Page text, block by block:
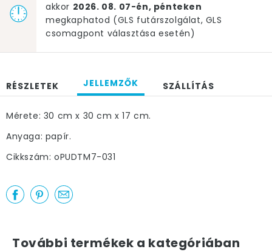
akkor 2026. 08. 07-én, pénteken
megkaphatod (GLS futárszolgálat, GLS
csomagpont választása esetén)
RÉSZLETEK JELLEMZŐK SZÁLLÍTÁS
Mérete: 30 cm x 30 cm x 17 cm.
Anyaga: papír.
Cikkszám: oPUDTM7-031
További termékek a kategóriában